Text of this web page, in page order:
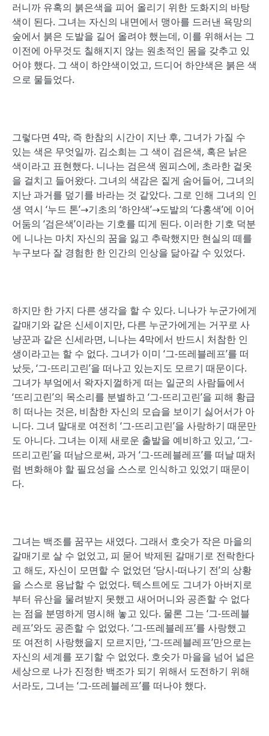
러니까 유혹의 붉은색을 피어 올리기 위한 도화지의 바탕
색이 된다. 그녀는 자신의 내면에서 맹아를 드러낸 욕망의
숲에서 붉은 도발을 길어 올려야 했는데, 이를 위해서는 그
이전에 아무것도 칠해지지 않는 원초적인 몸을 갖추고 있
어야 했다. 그 색이 하얀색이었고, 드디어 하얀색은 붉은 색
으로 물들었다.
그렇다면 4막, 즉 한참의 시간이 지난 후, 그녀가 가질 수
있는 색은 무엇일까. 김소희는 그 색이 검은색, 혹은 낡은
색이라고 표현했다. 니나는 검은색 원피스에, 초라한 겉옷
을 걸치고 들어왔다. 그녀의 색감은 짙게 숨어들어, 그녀의
지난 과거를 덮기를 바라는 것 같았다. 그로 인해 그녀의 인
생 역시 ‘누드 톤’→기초의 ‘하얀색’→도발의 ‘다홍색’에 이어
어둠의 ‘검은색’이라는 기호를 띠게 된다. 이러한 기호 덕분
에 니나는 마치 자신의 꿈을 잃고 추락했지만 현실의 떼를
누구보다 잘 경험한 한 인간의 인상을 닮아갈 수 있었다.
하지만 한 가지 다른 생각을 할 수 있다. 니나가 누군가에게
갈매기와 같은 신세이지만, 다른 누군가에게는 거꾸로 사
냥꾼과 같은 신세라면, 니나는 4막에서 반드시 처참한 인
생이라고는 할 수 없다. 그녀가 이미 ‘그-뜨레블레프’를 떠
났듯, ‘그-뜨리고린’을 떠나고 있는지도 모르기 때문이다.
그녀가 부엌에서 왁자지껄하게 떠는 일군의 사람들에서
‘뜨리고린’의 목소리를 분별하고 ‘그-뜨리고린’을 피해 황급
히 떠나는 것은, 비참한 자신의 모습을 보이기 싫어서가 아
니다. 그녀 말대로 여전히 ‘그-뜨리고린’을 사랑하기 때문만
도 아니다. 그녀는 이제 새로운 출발을 예비하고 있고, ‘그-
뜨리고린’을 떠남으로써, 과거 ‘그-뜨레블레프’를 떠날 때처
럼 변화해야 할 필요성을 스스로 인식하고 있었기 때문이
다.
그녀는 백조를 꿈꾸는 새였다. 그래서 호숫가 작은 마을의
갈매기로 살 수 없었고, 피 묻어 박제된 갈매기로 전락한다
고 해도, 자신이 모면할 수 없었던 ‘당시-떠나기 전’의 상황
을 스스로 용납할 수 없었다. 텍스트에도 그녀가 아버지로
부터 유산을 물려받지 못했고 새어머니와 공존할 수 없다
는 점을 분명하게 명시해 놓고 있다. 물론 그는 ‘그-뜨레블
레프’와도 공존할 수 없었다. ‘그-뜨레블레프’를 사랑했고
또 여전히 사랑했을지 모르지만, ‘그-뜨레블레프’만으로는
자신의 세계를 포기할 수 없었다. 호숫가 마을을 넘어 넓은
세상으로 나가 진정한 백조가 되기 위해서 도전하기 위해
서라도, 그녀는 ‘그-뜨레블레프’를 떠나야 했다.